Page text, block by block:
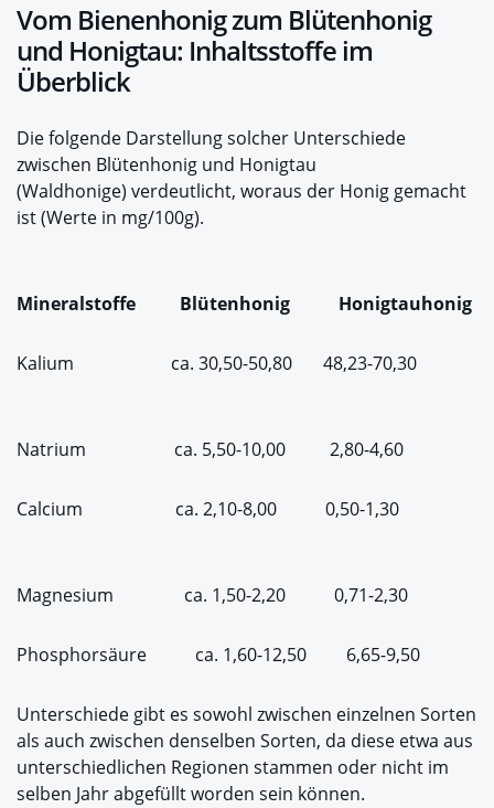
Vom Bienenhonig zum Blütenhonig
und Honigtau: Inhaltsstoffe im
Überblick
Die folgende Darstellung solcher Unterschiede
zwischen Blütenhonig und Honigtau
(Waldhonige) verdeutlicht, woraus der Honig gemacht
ist (Werte in mg/100g).
Mineralstoffe Blütenhonig Honigtauhonig
Kalium ca. 30,50-50,80 48,23-70,30
Natrium ca. 5,50-10,00 2,80-4,60
Calcium ca. 2,10-8,00 0,50-1,30
Magnesium ca. 1,50-2,20 0,71-2,30
Phosphorsäure ca. 1,60-12,50 6,65-9,50
Unterschiede gibt es sowohl zwischen einzelnen Sorten
als auch zwischen denselben Sorten, da diese etwa aus
unterschiedlichen Regionen stammen oder nicht im
selben Jahr abgefüllt worden sein können.